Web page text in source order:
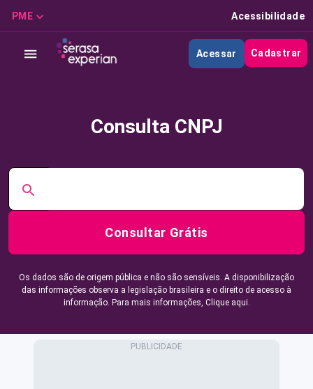
PME Acessibilidade
Acessar Cadastrar
Consulta CNPJ
Consultar Grátis
Os dados são de origem pública e não são sensíveis. A disponibilização
das informações observa a legislação brasileira e o direito de acesso à
informação. Para mais informações, Clique aqui.